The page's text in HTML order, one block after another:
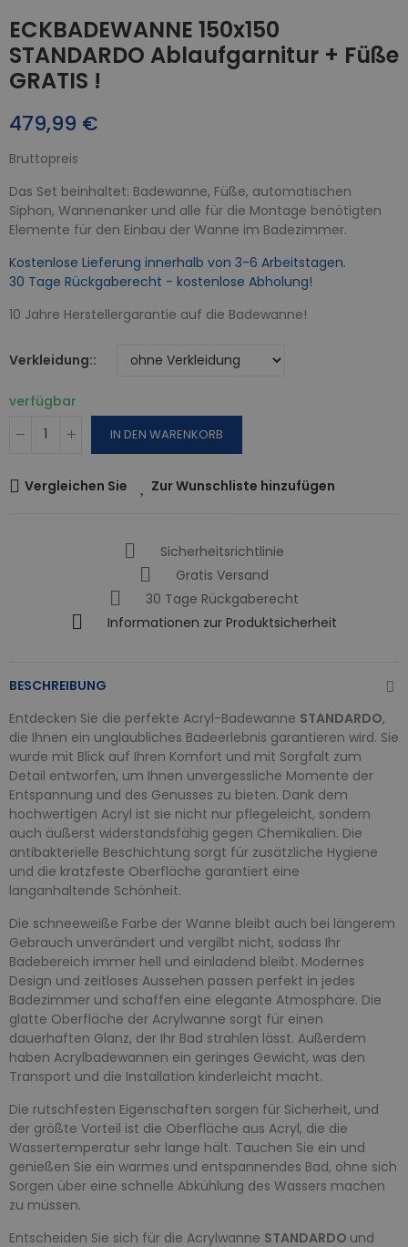
ECKBADEWANNE 150x150
STANDARDO Ablaufgarnitur + Füße
GRATIS !
479,99 €
Bruttopreis
Das Set beinhaltet: Badewanne, Füße, automatischen
Siphon, Wannenanker und alle für die Montage benötigten
Elemente für den Einbau der Wanne im Badezimmer.
Kostenlose Lieferung innerhalb von 3-6 Arbeitstagen.
30 Tage Rückgaberecht - kostenlose Abholung!
10 Jahre Herstellergarantie auf die Badewanne!
Verkleidung:
verfügbar
IN DEN WARENKORB
Vergleichen Sie Zur Wunschliste hinzufügen
Sicherheitsrichtlinie
Gratis Versand
30 Tage Rückgaberecht
Informationen zur Produktsicherheit
BESCHREIBUNG
Entdecken Sie die perfekte Acryl-Badewanne STANDARDO,
die Ihnen ein unglaubliches Badeerlebnis garantieren wird. Sie
wurde mit Blick auf Ihren Komfort und mit Sorgfalt zum
Detail entworfen, um Ihnen unvergessliche Momente der
Entspannung und des Genusses zu bieten. Dank dem
hochwertigen Acryl ist sie nicht nur pflegeleicht, sondern
auch äußerst widerstandsfähig gegen Chemikalien. Die
antibakterielle Beschichtung sorgt für zusätzliche Hygiene
und die kratzfeste Oberfläche garantiert eine
langanhaltende Schönheit.
Die schneeweiße Farbe der Wanne bleibt auch bei längerem
Gebrauch unverändert und vergilbt nicht, sodass Ihr
Badebereich immer hell und einladend bleibt. Modernes
Design und zeitloses Aussehen passen perfekt in jedes
Badezimmer und schaffen eine elegante Atmosphäre. Die
glatte Oberfläche der Acrylwanne sorgt für einen
dauerhaften Glanz, der Ihr Bad strahlen lässt. Außerdem
haben Acrylbadewannen ein geringes Gewicht, was den
Transport und die Installation kinderleicht macht.
Die rutschfesten Eigenschaften sorgen für Sicherheit, und
der größte Vorteil ist die Oberfläche aus Acryl, die die
Wassertemperatur sehr lange hält. Tauchen Sie ein und
genießen Sie ein warmes und entspannendes Bad, ohne sich
Sorgen über eine schnelle Abkühlung des Wassers machen
zu müssen.
Entscheiden Sie sich für die Acrylwanne STANDARDO und